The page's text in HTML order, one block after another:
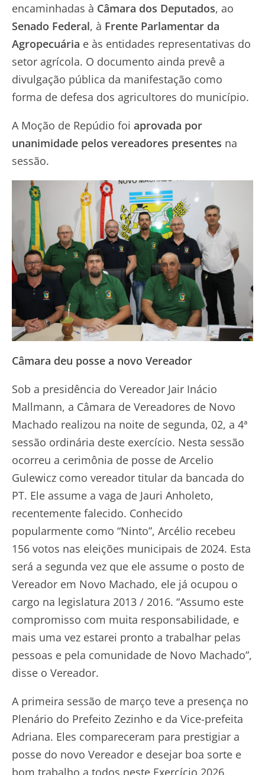
encaminhadas à Câmara dos Deputados, ao
Senado Federal, à Frente Parlamentar da
Agropecuária e às entidades representativas do
setor agrícola. O documento ainda prevê a
divulgação pública da manifestação como
forma de defesa dos agricultores do município.
A Moção de Repúdio foi aprovada por
unanimidade pelos vereadores presentes na
sessão.
Câmara deu posse a novo Vereador
Sob a presidência do Vereador Jair Inácio
Mallmann, a Câmara de Vereadores de Novo
Machado realizou na noite de segunda, 02, a 4ª
sessão ordinária deste exercício. Nesta sessão
ocorreu a cerimônia de posse de Arcelio
Gulewicz como vereador titular da bancada do
PT. Ele assume a vaga de Jauri Anholeto,
recentemente falecido. Conhecido
popularmente como “Ninto”, Arcélio recebeu
156 votos nas eleições municipais de 2024. Esta
será a segunda vez que ele assume o posto de
Vereador em Novo Machado, ele já ocupou o
cargo na legislatura 2013 / 2016. “Assumo este
compromisso com muita responsabilidade, e
mais uma vez estarei pronto a trabalhar pelas
pessoas e pela comunidade de Novo Machado”,
disse o Vereador.
A primeira sessão de março teve a presença no
Plenário do Prefeito Zezinho e da Vice-prefeita
Adriana. Eles compareceram para prestigiar a
posse do novo Vereador e desejar boa sorte e
bom trabalho a todos neste Exercício 2026.